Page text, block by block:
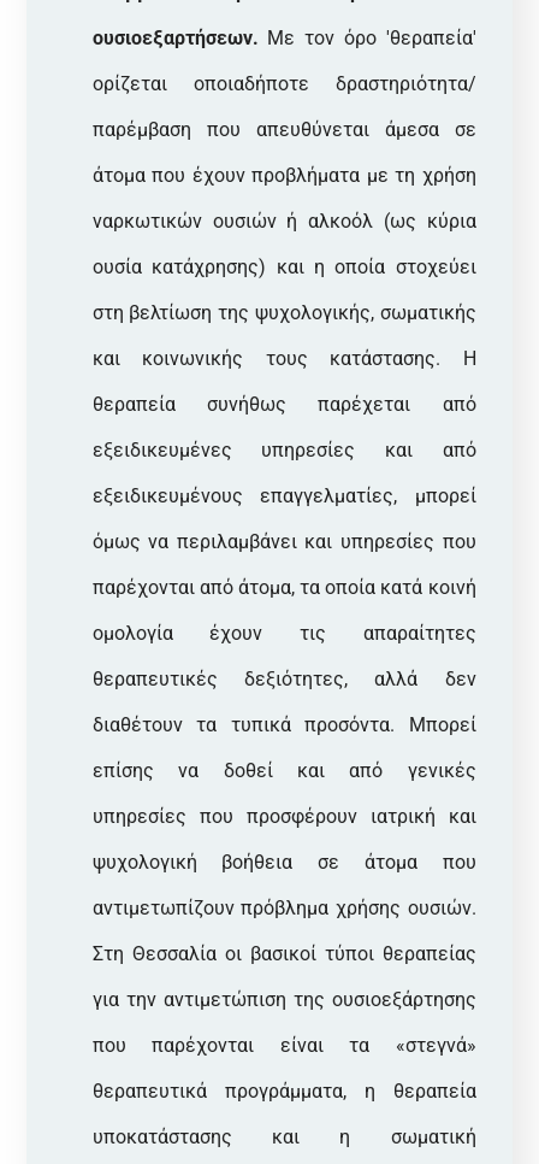
ουσιοεξαρτήσεων. Με τον όρο 'θεραπεία'
ορίζεται οποιαδήποτε δραστηριότητα/
παρέμβαση που απευθύνεται άμεσα σε
άτομα που έχουν προβλήματα με τη χρήση
ναρκωτικών ουσιών ή αλκοόλ (ως κύρια
ουσία κατάχρησης) και η οποία στοχεύει
στη βελτίωση της ψυχολογικής, σωματικής
και κοινωνικής τους κατάστασης. Η
θεραπεία συνήθως παρέχεται από
εξειδικευμένες υπηρεσίες και από
εξειδικευμένους επαγγελματίες, μπορεί
όμως να περιλαμβάνει και υπηρεσίες που
παρέχονται από άτομα, τα οποία κατά κοινή
ομολογία έχουν τις απαραίτητες
θεραπευτικές δεξιότητες, αλλά δεν
διαθέτουν τα τυπικά προσόντα. Μπορεί
επίσης να δοθεί και από γενικές
υπηρεσίες που προσφέρουν ιατρική και
ψυχολογική βοήθεια σε άτομα που
αντιμετωπίζουν πρόβλημα χρήσης ουσιών.
Στη Θεσσαλία οι βασικοί τύποι θεραπείας
για την αντιμετώπιση της ουσιοεξάρτησης
που παρέχονται είναι τα «στεγνά»
θεραπευτικά προγράμματα, η θεραπεία
υποκατάστασης και η σωματική